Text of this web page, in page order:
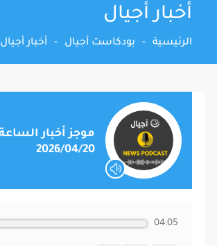
أخبار أجيال
الرئيسية - بودكاست أجيال - أخبار أجيال
2026/04/20
04:05